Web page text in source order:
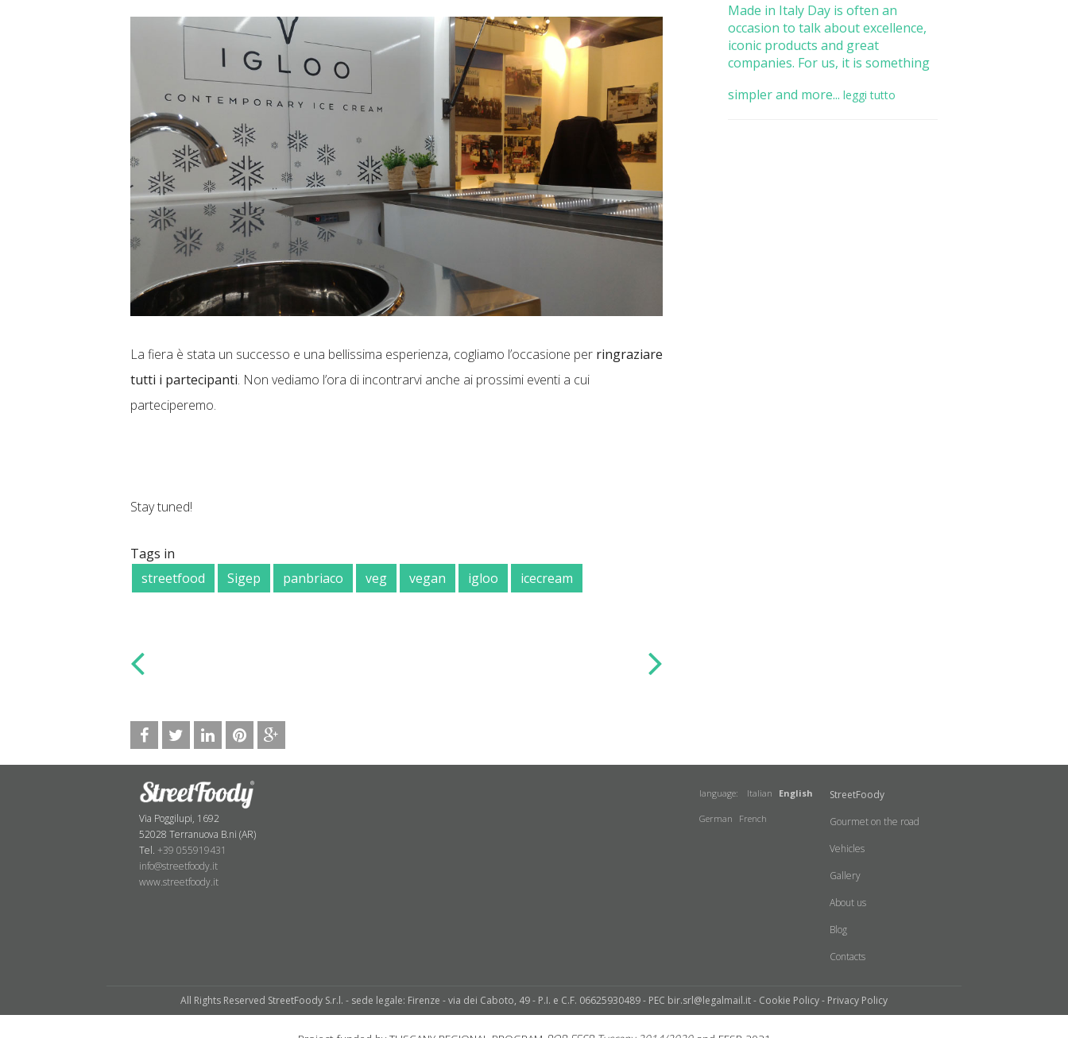
La fiera è stata un successo e una bellissima esperienza, cogliamo l’occasione per ringraziare
tutti i partecipanti. Non vediamo l’ora di incontrarvi anche ai prossimi eventi a cui
parteciperemo.
Stay tuned!
Tags in
streetfood
Sigep panbriaco veg vegan igloo icecream
Made in Italy Day is often an
occasion to talk about excellence,
iconic products and great
companies. For us, it is something
simpler and more... leggi tutto
Via Poggilupi, 1692
52028 Terranuova B.ni (AR)
Tel. +39 055919431
info@streetfoody.it
www.streetfoody.it
StreetFoody
Gourmet on the road
Vehicles
Gallery
About us
Blog
Contacts
language: Italian English
German French
All Rights Reserved StreetFoody S.r.l. - sede legale: Firenze - via dei Caboto, 49 - P.I. e C.F. 06625930489 - PEC bir.srl@legalmail.it - Cookie Policy- Privacy Policy